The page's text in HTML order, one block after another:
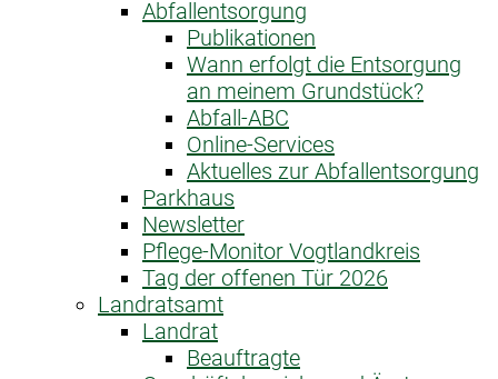
Abfallentsorgung
Publikationen
Wann erfolgt die Entsorgung
an meinem Grundstück?
Abfall-ABC
Online-Services
Aktuelles zur Abfallentsorgung
Parkhaus
Newsletter
Pflege-Monitor Vogtlandkreis
Tag der offenen Tür 2026
Landratsamt
Landrat
Beauftragte